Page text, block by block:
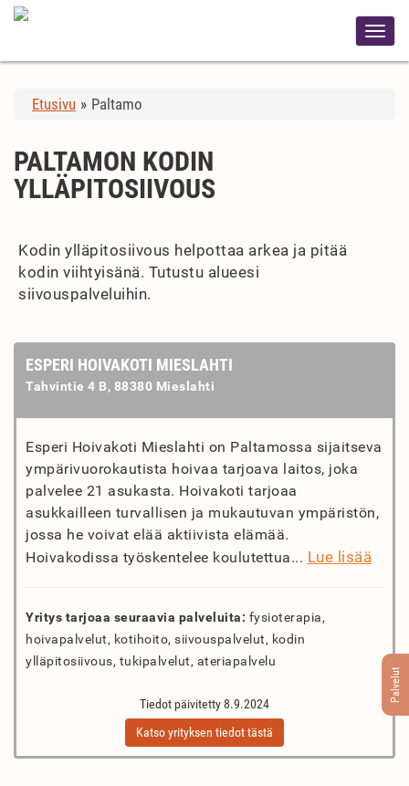
Etusivu » Paltamo
Palvelut
PALTAMON KODIN
YLLÄPITOSIIVOUS
Kodin ylläpitosiivous helpottaa arkea ja pitää
kodin viihtyisänä. Tutustu alueesi
siivouspalveluihin.
ESPERI HOIVAKOTI MIESLAHTI
Tahvintie 4 B, 88380 Mieslahti
Esperi Hoivakoti Mieslahti on Paltamossa sijaitseva
ympärivuorokautista hoivaa tarjoava laitos, joka
palvelee 21 asukasta. Hoivakoti tarjoaa
asukkailleen turvallisen ja mukautuvan ympäristön,
jossa he voivat elää aktiivista elämää.
Hoivakodissa työskentelee koulutettua... Lue lisää
Yritys tarjoaa seuraavia palveluita: fysioterapia,
hoivapalvelut, kotihoito, siivouspalvelut, kodin
ylläpitosiivous, tukipalvelut, ateriapalvelu
Tiedot päivitetty 8.9.2024
Katso yrityksen tiedot tästä